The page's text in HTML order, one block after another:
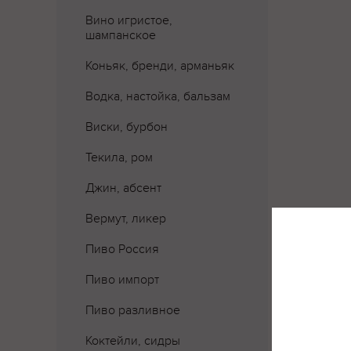
Вино игристое,
шампанское
Коньяк, бренди, арманьяк
Водка, настойка, бальзам
Виски, бурбон
Текила, ром
Джин, абсент
Вермут, ликер
Пиво Россия
Пиво импорт
Пиво разливное
Коктейли, сидры